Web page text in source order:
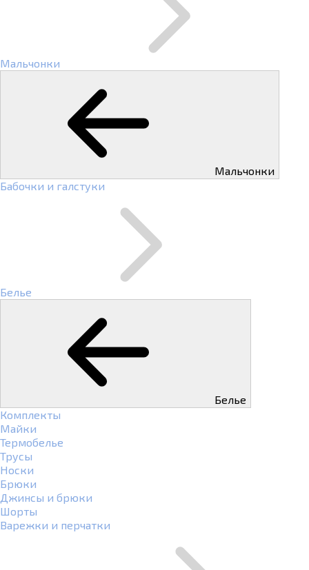
Мальчонки
Мальчонки
Бабочки и галстуки
Белье
Белье
Комплекты
Майки
Термобелье
Трусы
Носки
Брюки
Джинсы и брюки
Шорты
Варежки и перчатки